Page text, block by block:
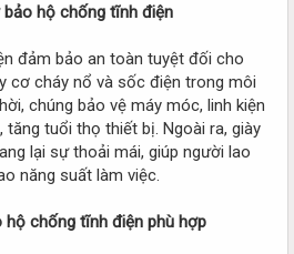
bảo hộ chống tĩnh điện
đảm bảo an toàn tuyệt đối cho
cơ cháy nổ và sốc điện trong môi
chúng bảo vệ máy móc, linh kiện
tuổi thọ thiết bị. Ngoài ra, giày
lại sự thoải mái, giúp người lao
năng suất làm việc.
hộ chống tĩnh điện phù hợp